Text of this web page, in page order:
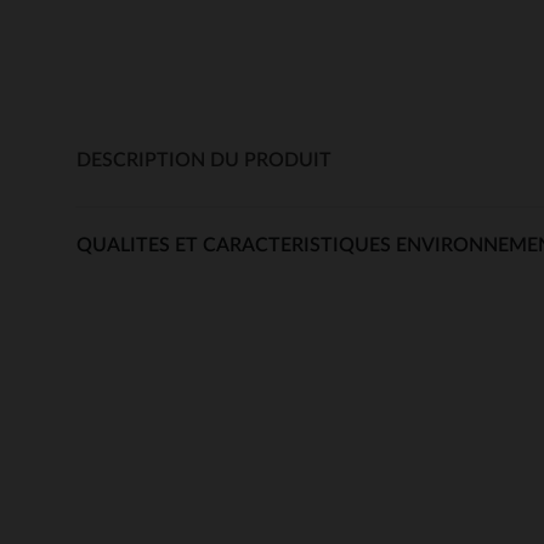
DESCRIPTION DU PRODUIT
QUALITES ET CARACTERISTIQUES